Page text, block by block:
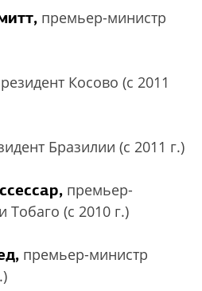
премьер-министр
Косово (с 2011
Бразилии (с 2011 г.)
премьер-
Тобаго (с 2010 г.)
премьер-министр